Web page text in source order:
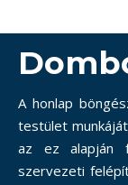
A honlap
testület
az ez alapján
szervezeti